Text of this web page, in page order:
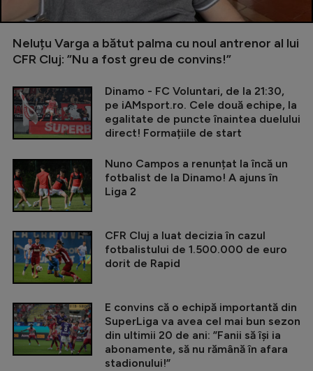
Neluțu Varga a bătut palma cu noul antrenor al lui
CFR Cluj: ”Nu a fost greu de convins!”
Dinamo - FC Voluntari, de la 21:30,
pe iAMsport.ro. Cele două echipe, la
egalitate de puncte înaintea duelului
direct! Formațiile de start
Nuno Campos a renunțat la încă un
fotbalist de la Dinamo! A ajuns în
Liga 2
CFR Cluj a luat decizia în cazul
fotbalistului de 1.500.000 de euro
dorit de Rapid
E convins că o echipă importantă din
SuperLiga va avea cel mai bun sezon
din ultimii 20 de ani: ”Fanii să își ia
abonamente, să nu rămână în afara
stadionului!”